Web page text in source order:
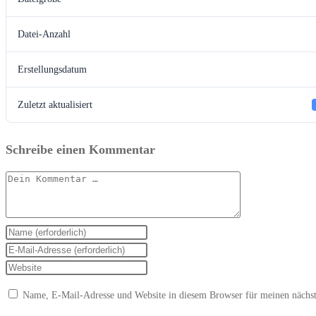
Datei-Anzahl
Erstellungsdatum
Zuletzt aktualisiert
Schreibe einen Kommentar
Kommentar
Gib
deinen
Namen
Benutzernamen
Gib
deine
Gib
Name, E-Mail-Adresse und Website in diesem Browser für meinen